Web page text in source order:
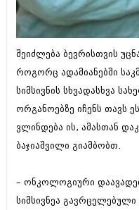
კულინარია
ავტორჩევები
ბიზნესსიახლეები
გვარები
თემიდას სასწორი
კალეიდოსკოპი
ბიზნესსიახლეები
გვარები
იუმორი
ჰოროსკოპი და
რომანი და დეტექტივი
შეიძლება ბევრისთვის
როგორც ადამიანებში
სიმსივნის სხვადასხვა
ორგანოებზე იჩენს თავს
ვლინდება ის, ამასთან
ბაჯიაშვილი გიამბობთ.
– ონკოლოგიური
სიმსივნეა